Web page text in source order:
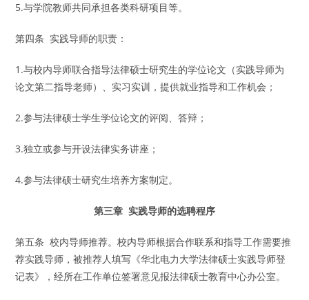
5.与学院教师共同承担各类科研项目等。
第四条 实践导师的职责：
1.与校内导师联合指导法律硕士研究生的学位论文（实践导师为
论文第二指导老师）、实习实训，提供就业指导和工作机会；
2.参与法律硕士学生学位论文的评阅、答辩；
3.独立或参与开设法律实务讲座；
4.参与法律硕士研究生培养方案制定。
第三章 实践导师的选聘程序
第五条 校内导师推荐。校内导师根据合作联系和指导工作需要推
荐实践导师，被推荐人填写《华北电力大学法律硕士实践导师登
记表》，经所在工作单位签署意见报法律硕士教育中心办公室。